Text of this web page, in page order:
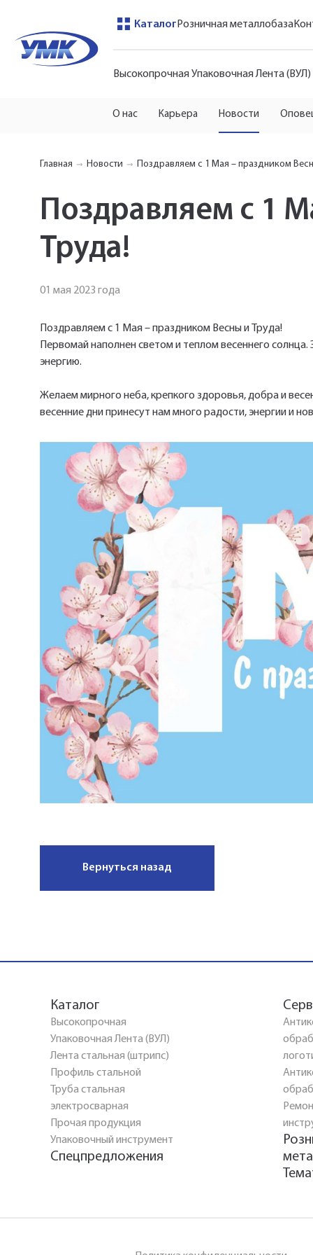
Каталог Розничная металлобаза
Высокопрочная Упаковочная Лента (ВУЛ)
О нас Карьера Новости
Главная Новости Поздравляем с 1 Мая – праздником
Поздравляем с 1
Труда!
01 мая 2023 года
Поздравляем с 1 Мая – праздником Весны и Труда!
Первомай наполнен светом и теплом весеннего
энергию.
Желаем мирного неба, крепкого здоровья, добра и
весенние дни принесут нам много радости, энергии и
Вернуться назад
Каталог
Высокопрочная
Упаковочная Лента (ВУЛ)
Лента стальная (штрипс)
Профиль стальной
Труба стальная
электросварная
Прочая продукция
Упаковочный инструмент
Спецпредложения